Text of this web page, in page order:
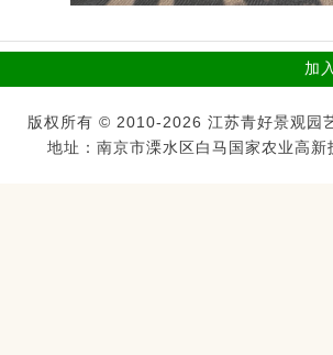
加
版权所有 © 2010-2026 江苏青好景观
地址：南京市溧水区白马国家农业